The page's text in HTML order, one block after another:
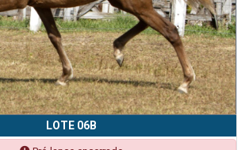
LOTE 06B